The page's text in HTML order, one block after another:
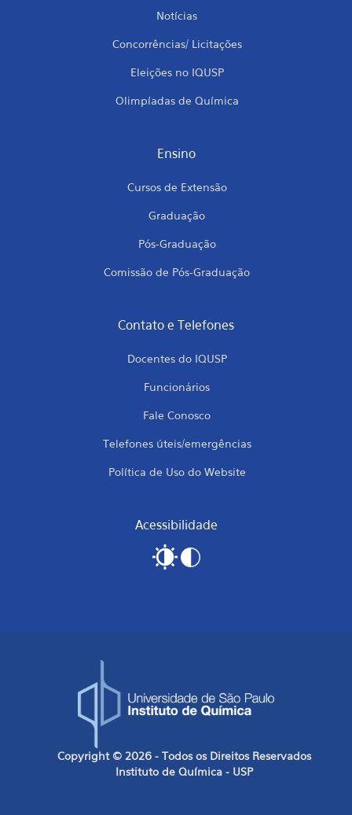
Notícias
Concorrências/ Licitações
Eleições no IQUSP
Olimpíadas de Química
Ensino
Cursos de Extensão
Graduação
Pós-Graduação
Comissão de Pós-Graduação
Contato e Telefones
Docentes do IQUSP
Funcionários
Fale Conosco
Telefones úteis/emergências
Política de Uso do Website
Acessibilidade
Copyright © 2026 - Todos os Direitos Reservados
Instituto de Química - USP